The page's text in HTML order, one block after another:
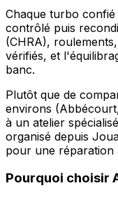
Chaque turbo
contrôlé puis
(CHRA),
vérifiés, et
banc.
Plutôt que de
environs
à un atelier
organisé depuis
pour une réparation
Pourquoi choisir